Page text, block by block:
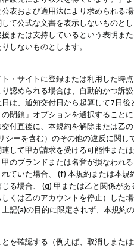
表および適用法により求められる
て公式な文書を表示しないもの
または支持しているという表明ま
しないものとします。
・サイトに登録または利用した時
認められる場合は、自動的かつ訴
は、通知交付日から起算して7日
閉鎖」オプションを選択するこ
付直後に、本規約を解除または乙
シーを含む）のその他の違反に関
して甲が請求を受ける可能性また
のブランドまたは名誉が損なわれ
ていた場合、 (f) 本規約または本
る場合、 (g) 甲または乙と関係が
くは乙のアカウントを停止）した
記(a)の目的に限定されず、本規
を確認する（例えば、取消しまた